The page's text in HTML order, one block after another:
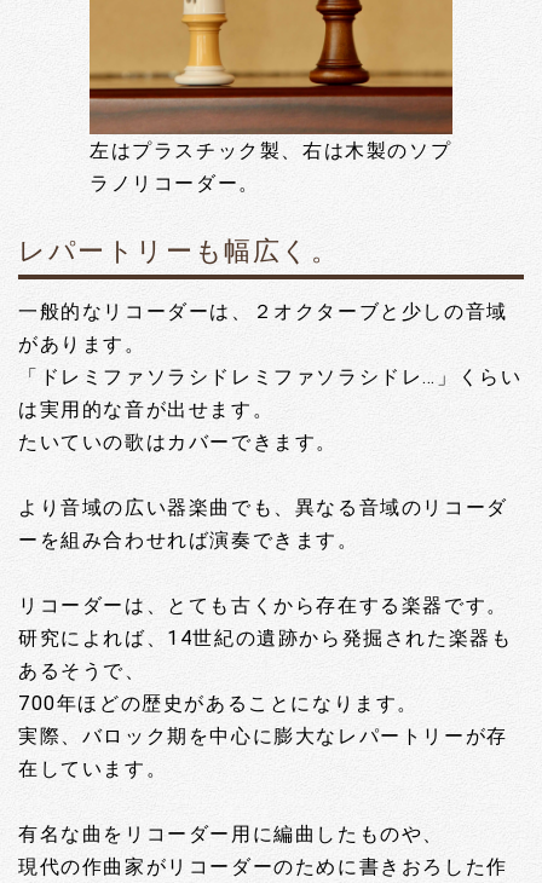
左はプラスチック製、右は木製のソプ
ラノリコーダー。
レパートリーも幅広く。
一般的なリコーダーは、２オクターブと少しの音域
があります。
「ドレミファソラシドレミファソラシドレ…」くらい
は実用的な音が出せます。
たいていの歌はカバーできます。
より音域の広い器楽曲でも、異なる音域のリコーダ
ーを組み合わせれば演奏できます。
リコーダーは、とても古くから存在する楽器です。
研究によれば、14世紀の遺跡から発掘された楽器も
あるそうで、
700年ほどの歴史があることになります。
実際、バロック期を中心に膨大なレパートリーが存
在しています。
有名な曲をリコーダー用に編曲したものや、
現代の作曲家がリコーダーのために書きおろした作